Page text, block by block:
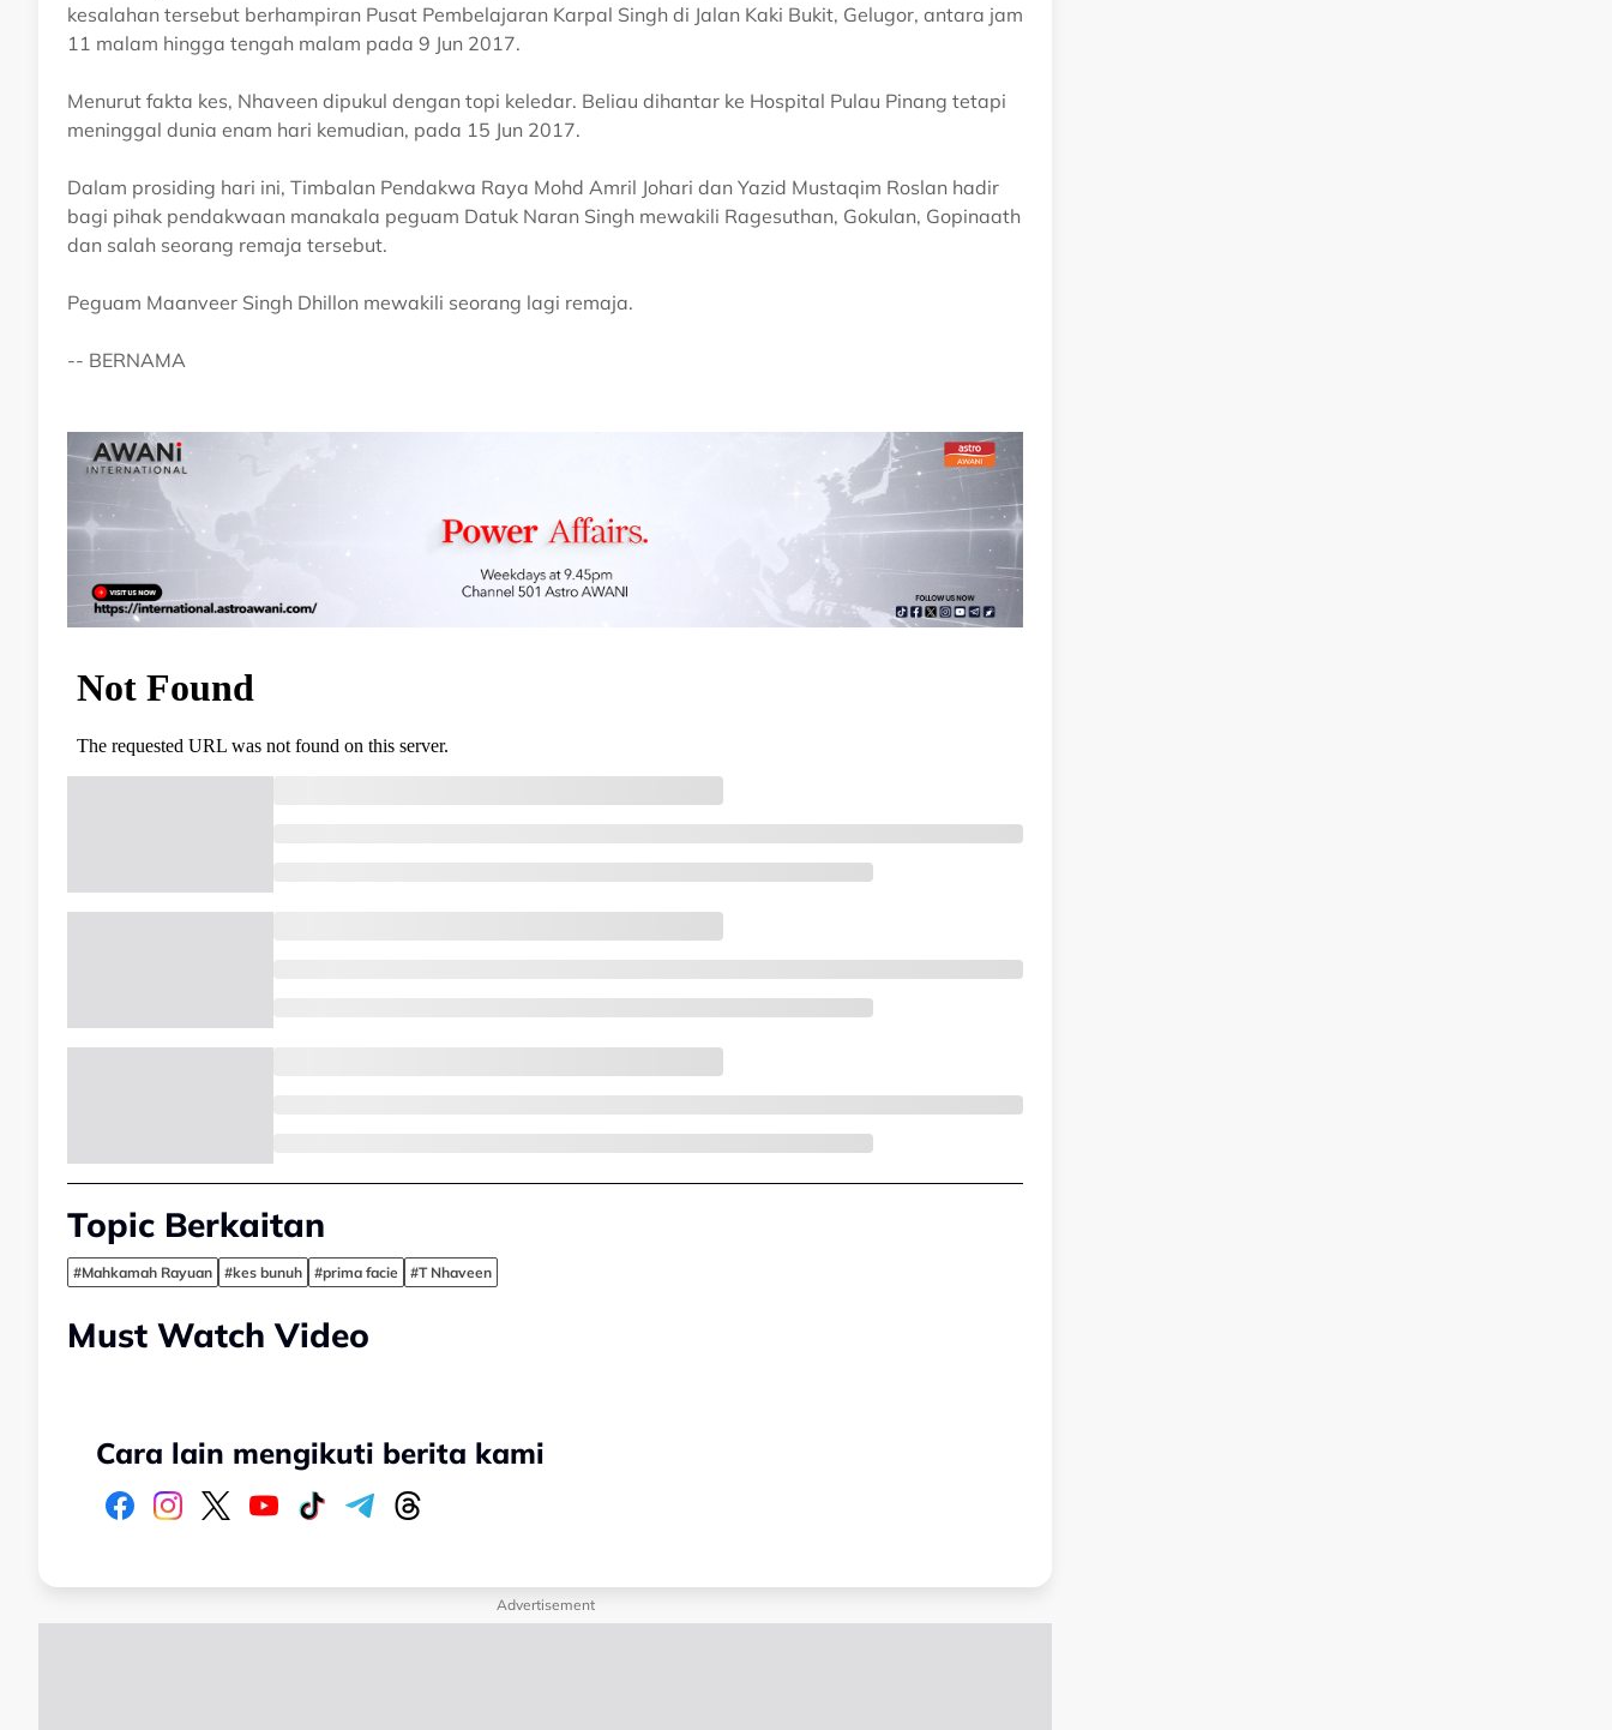
kesalahan tersebut berhampiran Pusat Pembelajaran Karpal Singh di Jalan Kaki Bukit, Gelugor, antara jam
11 malam hingga tengah malam pada 9 Jun 2017.
Menurut fakta kes, Nhaveen dipukul dengan topi keledar. Beliau dihantar ke Hospital Pulau Pinang tetapi
meninggal dunia enam hari kemudian, pada 15 Jun 2017.
Dalam prosiding hari ini, Timbalan Pendakwa Raya Mohd Amril Johari dan Yazid Mustaqim Roslan hadir
bagi pihak pendakwaan manakala peguam Datuk Naran Singh mewakili Ragesuthan, Gokulan, Gopinaath
dan salah seorang remaja tersebut.
Peguam Maanveer Singh Dhillon mewakili seorang lagi remaja.
-- BERNAMA
Topic Berkaitan
#Mahkamah Rayuan #kes bunuh #prima facie #T Nhaveen
Must Watch Video
Cara lain mengikuti berita kami
Advertisement